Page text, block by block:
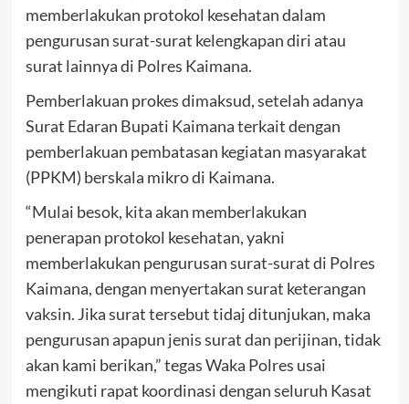
memberlakukan protokol kesehatan dalam
pengurusan surat-surat kelengkapan diri atau
surat lainnya di Polres Kaimana.
Pemberlakuan prokes dimaksud, setelah adanya
Surat Edaran Bupati Kaimana terkait dengan
pemberlakuan pembatasan kegiatan masyarakat
(PPKM) berskala mikro di Kaimana.
“Mulai besok, kita akan memberlakukan
penerapan protokol kesehatan, yakni
memberlakukan pengurusan surat-surat di Polres
Kaimana, dengan menyertakan surat keterangan
vaksin. Jika surat tersebut tidaj ditunjukan, maka
pengurusan apapun jenis surat dan perijinan, tidak
akan kami berikan,” tegas Waka Polres usai
mengikuti rapat koordinasi dengan seluruh Kasat